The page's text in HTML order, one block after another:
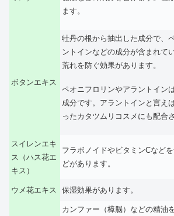
ます。
ボタンエキス
牡丹の根から抽出した成分で、
ントインなどの成分が含まれて
荒れを防ぐ効果があります。
ペオニフロリンやアラントイン
成分です。アラントインと言え
ったカタツムリコスメにも配合
スイレンエキ
ス（ハス花エ
キス）
フラボノイドやビタミンCなど
どがあります。
ウメ花エキス 保湿効果があります。
カンファー（樟脳）などの精油